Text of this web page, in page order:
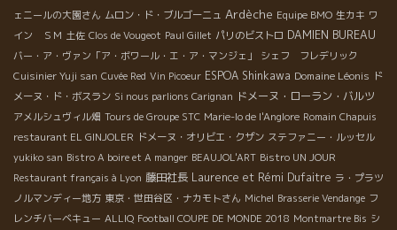
ェニールの大園さん ムロン・ド・ブルゴーニュ Ardèche Equipe BMO 生カキ ワ
イン ＳＭ 土佐 Clos de Vougeot Paul Gillet パリのビストロ DAMIEN BUREAU
バー・ア・ヴァン「ア・ボワール・エ・ア・マンジェ」
シェフ フレデリック
Cuisinier Yuji san Cuvée Red Vin Picoeur ESPOA Shinkawa Domaine Léonis ド
メーヌ・ド・ボスラン Si nous parlions Carignan ドメーヌ・ローラン・バルツ
アメルシュヴィル畑 Tours de Groupe STC Marie-lo de l'Anglore Romain Chapuis
restaurant EL GINJOLER ドメーヌ・オリビエ・クザン ステファニー・ルッセル
yukiko san Bistro A boire et A manger BEAUJOL'ART Bistro UN JOUR
Restaurant français à Lyon 藤田社長 Laurence et Rémi Dufaitre ラ・プラツ
ノルマンディー地方 東京・世田谷区・ナカモトさん Michel Brasserie Vendange フ
レンチバーベキュー ALLIQ Football COUPE DE MONDE 2018 Montmartre Bis シ